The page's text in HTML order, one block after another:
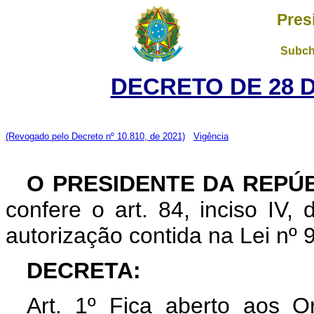
DECRETO DE 28
(Revogado pelo Decreto nº 10.810, de 2021) Vigência
O PRESIDENTE DA
confere o art. 84, inciso IV,
autorização contida na Lei nº
DECRETA:
Art. 1º Fica aberto aos